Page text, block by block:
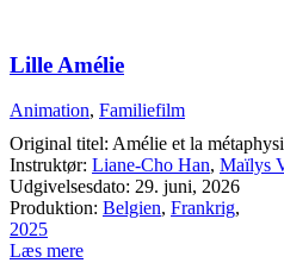
Lille Amélie
Animation, Familiefilm
Original titel: Amélie et la
Instruktør: Liane-Cho Han, Maïlys
Udgivelsesdato: 29. juni, 2026
Produktion: Belgien, Frankrig,
2025
Læs mere